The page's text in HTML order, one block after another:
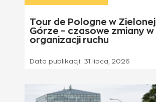
Tour de Pologne w Zielonej
Górze – czasowe zmiany w
organizacji ruchu
Data publikacji: 31 lipca, 2026